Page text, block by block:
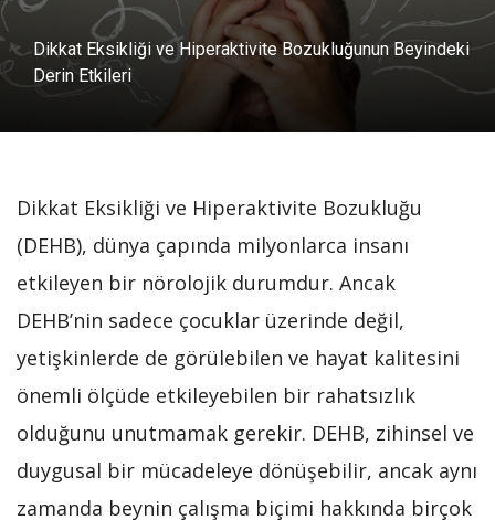
Dikkat Eksikliği ve Hiperaktivite Bozukluğunun Beyindeki
Derin Etkileri
Dikkat Eksikliği ve Hiperaktivite Bozukluğu
(DEHB), dünya çapında milyonlarca insanı
etkileyen bir nörolojik durumdur. Ancak
DEHB’nin sadece çocuklar üzerinde değil,
yetişkinlerde de görülebilen ve hayat kalitesini
önemli ölçüde etkileyebilen bir rahatsızlık
olduğunu unutmamak gerekir. DEHB, zihinsel ve
duygusal bir mücadeleye dönüşebilir, ancak aynı
zamanda beynin çalışma biçimi hakkında birçok